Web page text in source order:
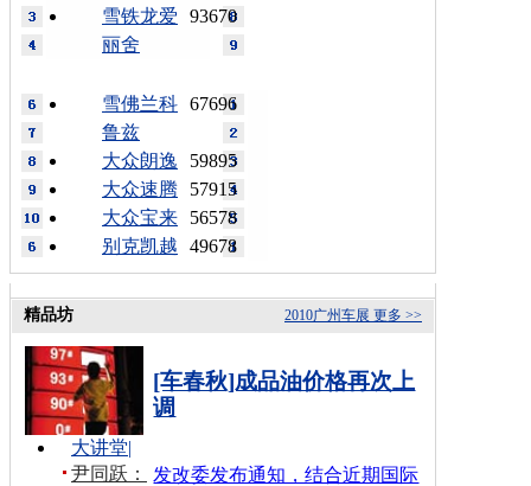
93670
雪铁龙爱
丽舍
67696
雪佛兰科
鲁兹
59895
大众朗逸
57915
大众速腾
56578
大众宝来
49678
别克凯越
更多 >>
2010广州车展
精品坊
[车春秋]成品油价格再次上
调
发改委发布通知，结合近期国际
大讲堂|
尹同跃：